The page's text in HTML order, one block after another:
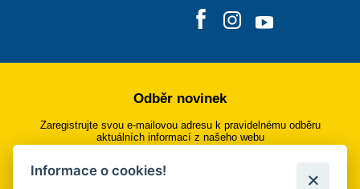
Odběr novinek
Zaregistrujte svou e-mailovou adresu k pravidelnému odběru
aktuálních informací z našeho webu
Přihlásit se k odběru
Informace o cookies!